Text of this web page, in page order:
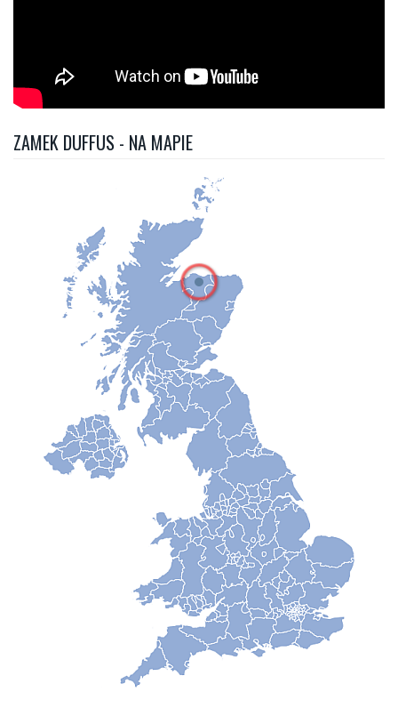
ZAMEK DUFFUS - NA MAPIE